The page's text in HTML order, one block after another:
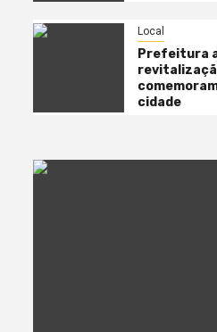
Local
Prefeitura
cidade